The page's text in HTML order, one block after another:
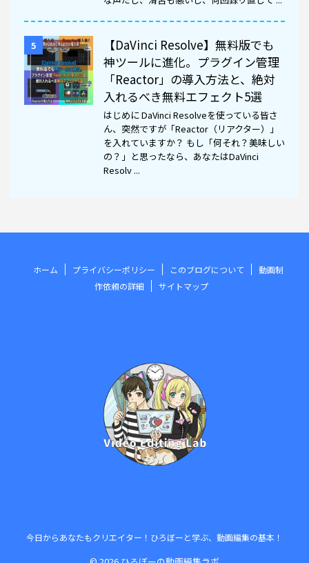
5
【DaVinci Resolve】無料版でも
神ツールに進化。プラグイン管理
「Reactor」の導入方法と、絶対
入れるべき無料エフェクト5選
はじめに DaVinci Resolveを使っている皆さ
ん、突然ですが「Reactor（リアクター）」
を入れていますか？ もし「何それ？美味しい
の？」と思ったなら、あなたはDaVinci
Resolv ...
ホーム プライバシーポリシー このブログについて
動画制
作依頼の詳細
サイトマップ
今日からあなたもクリエイター！ひろぼーと学ぶ、動画編集の基本！